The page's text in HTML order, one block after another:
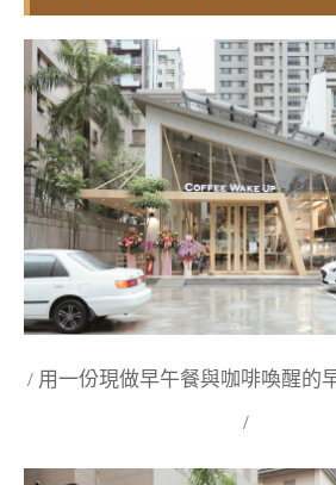
/ 用一份現做早午餐與咖啡喚醒的
/